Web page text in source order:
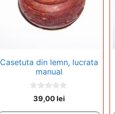
Casetuta din lemn, lucrata
manual
o39,00lei